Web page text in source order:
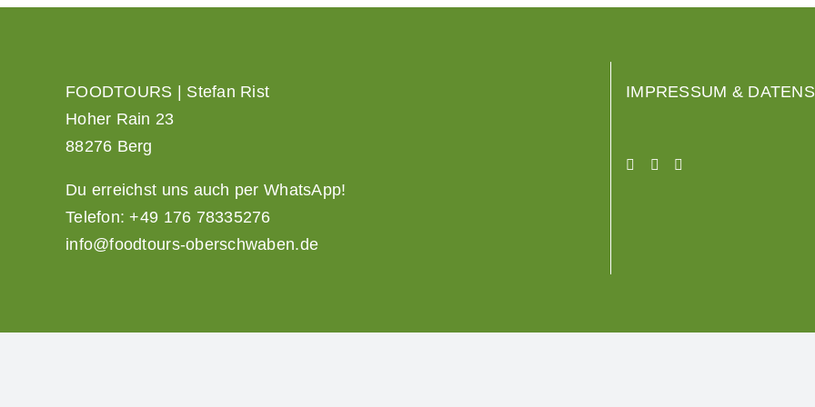
FOODTOURS | Stefan Rist
Hoher Rain 23
88276 Berg
Du erreichst uns auch per WhatsApp!
Telefon: +49 176 78335276
info@foodtours-oberschwaben.de
IMPRESSUM &